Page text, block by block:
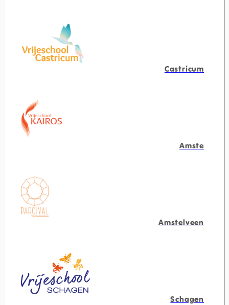
Castricum
Amste
Amstelveen
Schagen